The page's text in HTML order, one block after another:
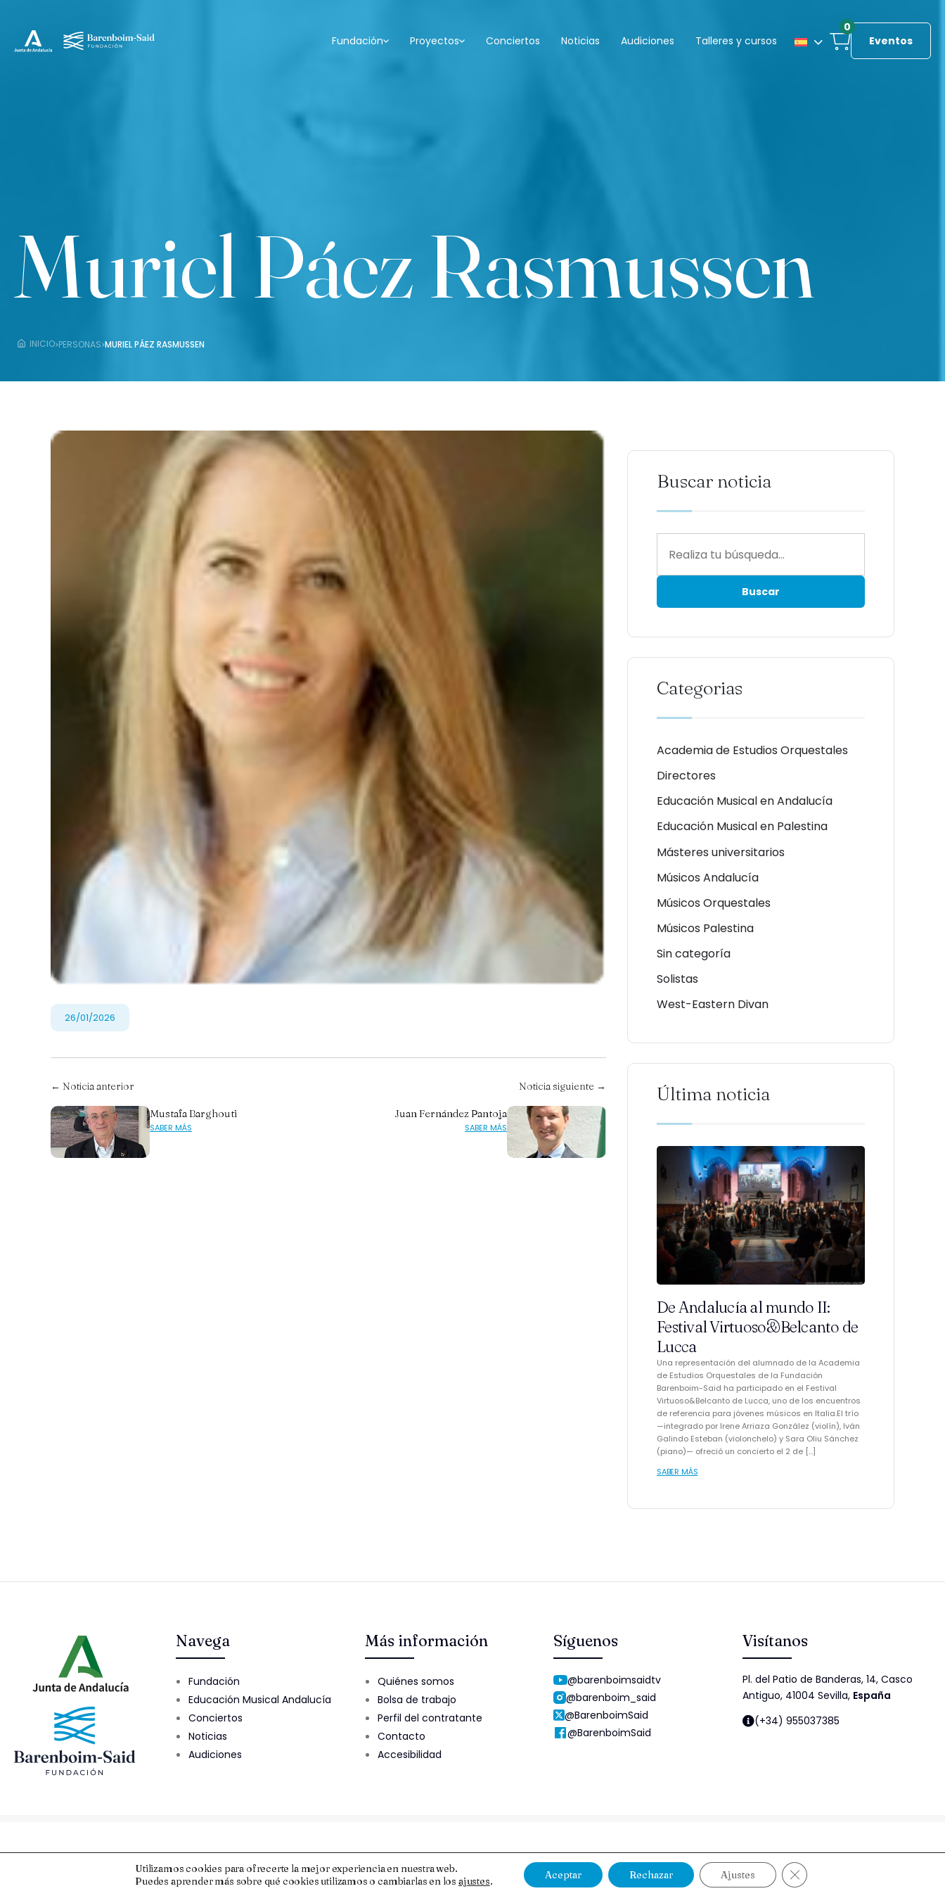
Fundación Proyectos Conciertos Noticias Audiciones Talleres y cursos
0
Eventos
Muriel Páez Rasmussen
INICIO›PERSONAS›MURIEL PÁEZ RASMUSSEN
26/01/2026
← Noticia anterior
Mustafa Barghouti
SABER MÁS
Noticia siguiente →
Juan Fernández Pantoja
SABER MÁS
Buscar noticia
Categorias
Academia de Estudios Orquestales
Directores
Educación Musical en Andalucía
Educación Musical en Palestina
Másteres universitarios
Músicos Andalucía
Músicos Orquestales
Músicos Palestina
Sin categoría
Solistas
West-Eastern Divan
Última noticia
De Andalucía al mundo II:
Festival Virtuoso&Belcanto de
Lucca
Una representación del alumnado de la Academia
de Estudios Orquestales de la Fundación
Barenboim-Said ha participado en el Festival
Virtuoso&Belcanto de Lucca, uno de los encuentros
de referencia para jóvenes músicos en Italia.El trío
—integrado por Irene Arriaza González (violín), Iván
Galindo Esteban (violonchelo) y Sara Oliu Sánchez
(piano)— ofreció un concierto el 2 de […]
SABER MÁS
Navega
Fundación
Educación Musical Andalucía
Conciertos
Noticias
Audiciones
Más información
Quiénes somos
Bolsa de trabajo
Perfil del contratante
Contacto
Accesibilidad
Síguenos
@barenboimsaidtv
@barenboim_said
@BarenboimSaid
@BarenboimSaid
Visítanos
Pl. del Patio de Banderas, 14, Casco
Antiguo, 41004 Sevilla, España
(+34) 955037385
Esquema Nacional de SeguridadPolítica de cookiesPolítica de Seguridad de la Información
Utilizamos cookies para ofrecerte la mejor experiencia en nuestra web.
Puedes aprender más sobre qué cookies utilizamos o cambiarlas en los ajustes. Aceptar Rechazar Ajustes Cerrar el banner de cookies